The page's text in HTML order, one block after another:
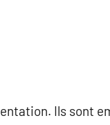
Ils sont